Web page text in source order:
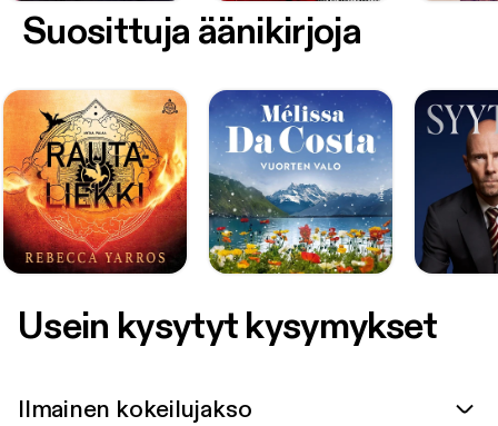
Suosittuja äänikirjoja
Usein kysytyt kysymykset
Ilmainen kokeilujakso